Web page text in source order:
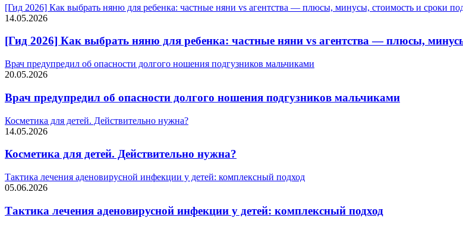
[Гид 2026] Как выбрать няню для ребенка: частные няни vs агентства — плюсы, минусы, стоимость и сроки
14.05.2026
[Гид 2026] Как выбрать няню для ребенка: частные няни vs агентства — плюсы,
Врач предупредил об опасности долгого ношения подгузников мальчиками
20.05.2026
Врач предупредил об опасности долгого ношения подгузников мальчиками
Косметика для детей. Действительно нужна?
14.05.2026
Косметика для детей. Действительно нужна?
Тактика лечения аденовирусной инфекции у детей: комплексный подход
05.06.2026
Тактика лечения аденовирусной инфекции у детей: комплексный подход